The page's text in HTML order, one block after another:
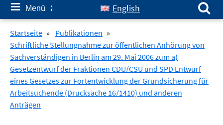
≡ Menü ✘ English
Startseite » Publikationen »
Schriftliche Stellungnahme zur öffentlichen Anhörung von
Sachverständigen in Berlin am 29. Mai 2006 zum a)
Gesetzentwurf der Fraktionen CDU/CSU und SPD Entwurf
eines Gesetzes zur Fortentwicklung der Grundsicherung für
Arbeitsuchende (Drucksache 16/1410) und anderen
Anträgen